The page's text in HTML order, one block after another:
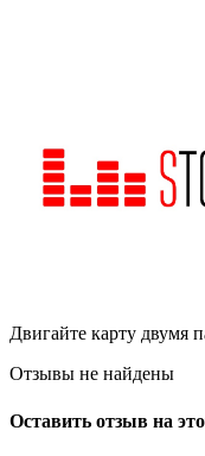
Двигайте карту двумя
Отзывы не найдены
Оставить отзыв на